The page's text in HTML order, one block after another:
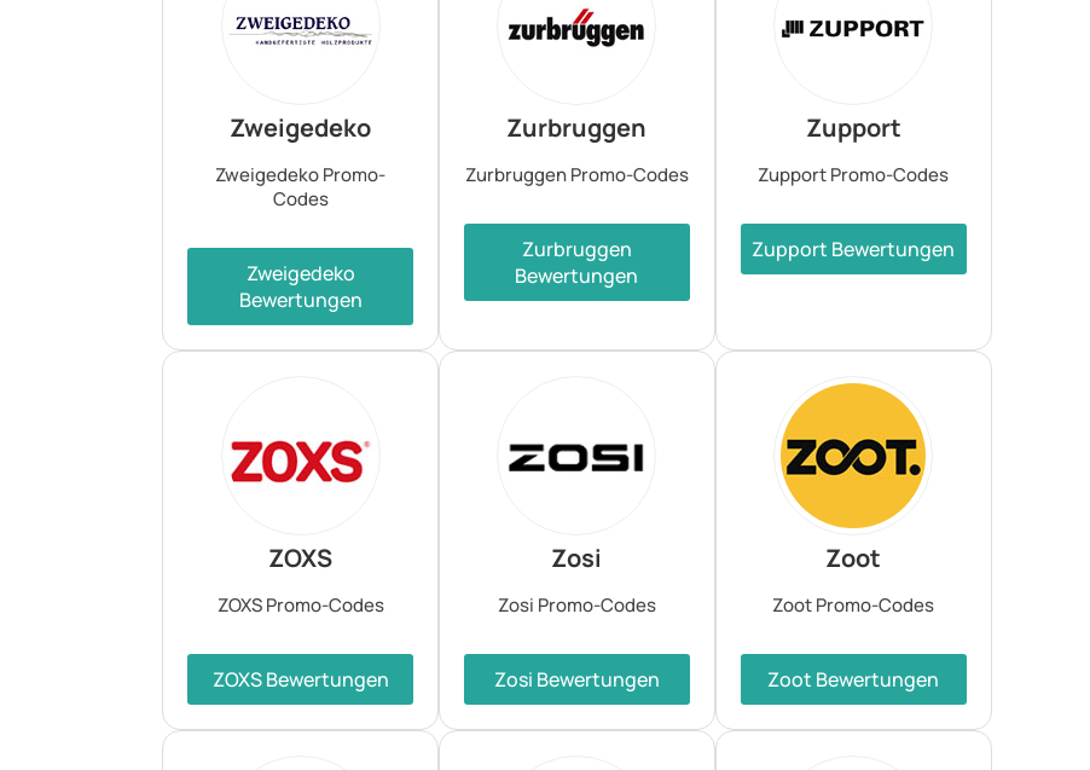
Zweigedeko
Zweigedeko Promo-
Codes
Zweigedeko
Bewertungen
Zurbruggen
Zurbruggen Promo-Codes
Zurbruggen
Bewertungen
Zupport
Zupport Promo-Codes
Zupport Bewertungen
ZOXS
ZOXS Promo-Codes
ZOXS Bewertungen
Zosi
Zosi Promo-Codes
Zosi Bewertungen
Zoot
Zoot Promo-Codes
Zoot Bewertungen